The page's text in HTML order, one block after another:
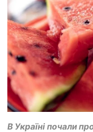
В Україні почали